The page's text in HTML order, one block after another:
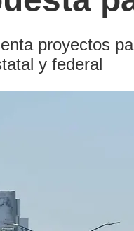
proyectos
y federal